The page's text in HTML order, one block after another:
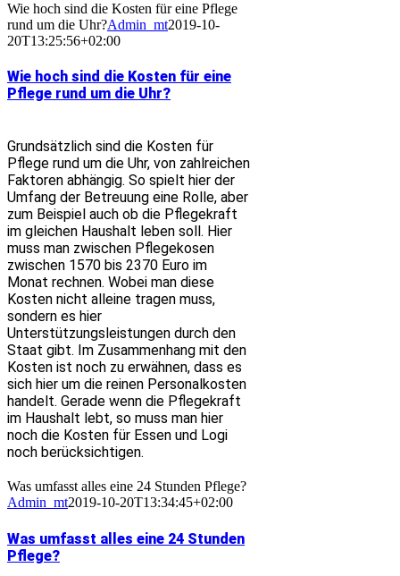
Wie hoch sind die Kosten für eine Pflege
rund um die Uhr?Admin_mt2019-10-
20T13:25:56+02:00
Wie hoch sind die Kosten für eine
Pflege rund um die Uhr?
Grundsätzlich sind die Kosten für
Pflege rund um die Uhr, von zahlreichen
Faktoren abhängig. So spielt hier der
Umfang der Betreuung eine Rolle, aber
zum Beispiel auch ob die Pflegekraft
im gleichen Haushalt leben soll. Hier
muss man zwischen Pflegekosen
zwischen 1570 bis 2370 Euro im
Monat rechnen. Wobei man diese
Kosten nicht alleine tragen muss,
sondern es hier
Unterstützungsleistungen durch den
Staat gibt. Im Zusammenhang mit den
Kosten ist noch zu erwähnen, dass es
sich hier um die reinen Personalkosten
handelt. Gerade wenn die Pflegekraft
im Haushalt lebt, so muss man hier
noch die Kosten für Essen und Logi
noch berücksichtigen.
Was umfasst alles eine 24 Stunden Pflege?
Admin_mt2019-10-20T13:34:45+02:00
Was umfasst alles eine 24 Stunden
Pflege?